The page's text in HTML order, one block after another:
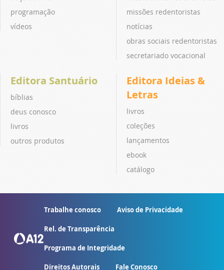
programação
vídeos
missões redentoristas
notícias
obras sociais redentoristas
secretariado vocacional
Editora Santuário
bíblias
deus conosco
livros
outros produtos
Editora Ideias &
Letras
livros
coleções
lançamentos
ebook
catálogo
Trabalhe conosco Aviso de Privacidade
Rel. de Transparência
Programa de Integridade
Direitos Autorais Fale Conosco